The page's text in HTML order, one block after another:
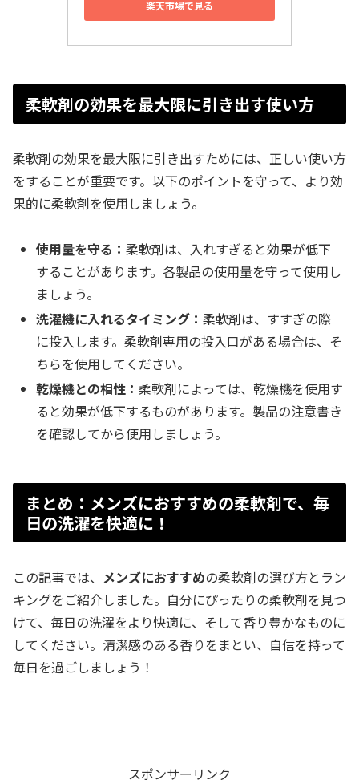
楽天市場で見る
柔軟剤の効果を最大限に引き出す使い方
柔軟剤の効果を最大限に引き出すためには、正しい使い方
をすることが重要です。以下のポイントを守って、より効
果的に柔軟剤を使用しましょう。
使用量を守る：柔軟剤は、入れすぎると効果が低下
することがあります。各製品の使用量を守って使用し
ましょう。
洗濯機に入れるタイミング：柔軟剤は、すすぎの際
に投入します。柔軟剤専用の投入口がある場合は、そ
ちらを使用してください。
乾燥機との相性：柔軟剤によっては、乾燥機を使用す
ると効果が低下するものがあります。製品の注意書き
を確認してから使用しましょう。
まとめ：メンズにおすすめの柔軟剤で、毎
日の洗濯を快適に！
この記事では、 メンズにおすすめの柔軟剤の選び方とラン
キングをご紹介しました。自分にぴったりの柔軟剤を見つ
けて、毎日の洗濯をより快適に、そして香り豊かなものに
してください。清潔感のある香りをまとい、自信を持って
毎日を過ごしましょう！
スポンサーリンク